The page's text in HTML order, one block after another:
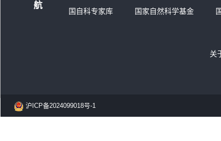
航
国自科专家库 国家自然科学基金
关
沪ICP备2024099018号-1